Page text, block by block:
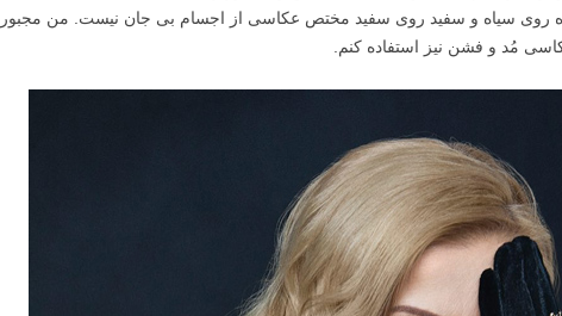
روی سیاه و سفید روی سفید مختص عکاسی از اجسام بی جان نیست. من مجبور
مُد و فشن نیز استفاده کنم.